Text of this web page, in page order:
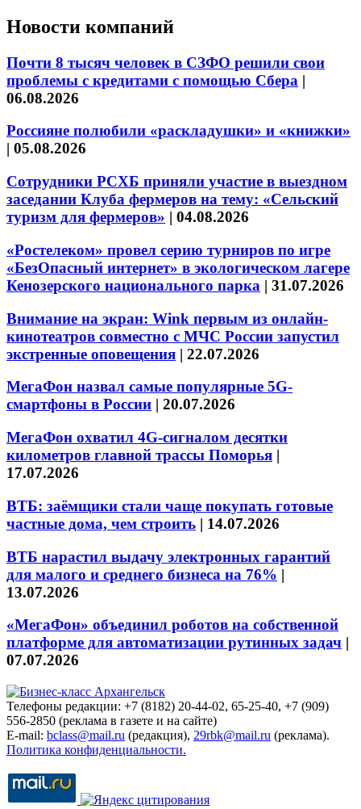
Новости компаний
Почти 8 тысяч человек в СЗФО решили свои
проблемы с кредитами с помощью Сбера |
06.08.2026
Россияне полюбили «раскладушки» и «книжки»
| 05.08.2026
Сотрудники РСХБ приняли участие в выездном
заседании Клуба фермеров на тему: «Сельский
туризм для фермеров» | 04.08.2026
«Ростелеком» провел серию турниров по игре
«БезОпасный интернет» в экологическом лагере
Кенозерского национального парка | 31.07.2026
Внимание на экран: Wink первым из онлайн-
кинотеатров совместно с МЧС России запустил
экстренные оповещения | 22.07.2026
МегаФон назвал самые популярные 5G-
смартфоны в России | 20.07.2026
МегаФон охватил 4G-сигналом десятки
километров главной трассы Поморья |
17.07.2026
ВТБ: заёмщики стали чаще покупать готовые
частные дома, чем строить | 14.07.2026
ВТБ нарастил выдачу электронных гарантий
для малого и среднего бизнеса на 76% |
13.07.2026
«МегаФон» объединил роботов на собственной
платформе для автоматизации рутинных задач |
07.07.2026
Телефоны редакции: +7 (8182) 20-44-02, 65-25-40, +7 (909)
556-2850 (реклама в газете и на сайте)
E-mail: bclass@mail.ru (редакция), 29rbk@mail.ru (реклама).
Политика конфиденциальности.